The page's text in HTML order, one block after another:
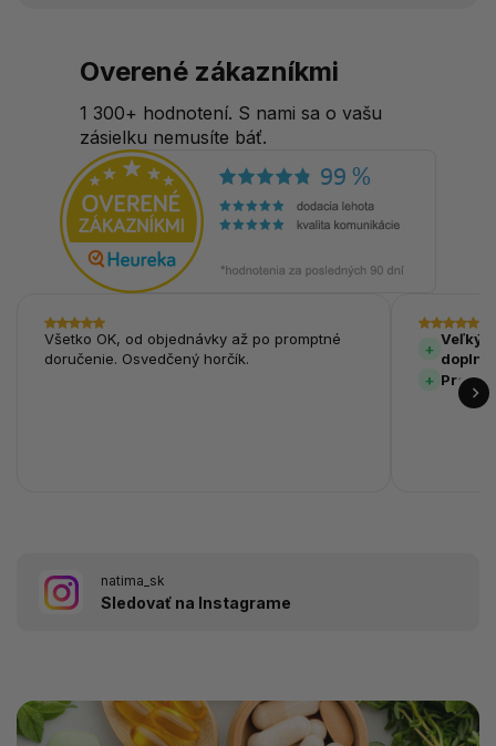
Overené zákazníkmi
1 300+ hodnotení. S nami sa o vašu
zásielku nemusíte báť.
Všetko OK, od objednávky až po promptné
doručenie. Osvedčený horčík.
Veľký
natima_sk
Sledovať na Instagrame